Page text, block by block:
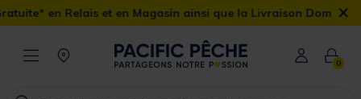
et en Magasin ainsi que la Livraison Domicile offerte dès 90€
×
0